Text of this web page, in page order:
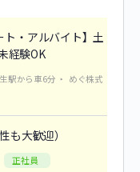
・アルバイト】土
経験OK
駅から車6分
めぐ株式
大歓迎）
正社員